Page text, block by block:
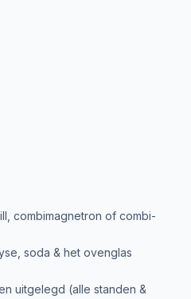
combimagnetron of combi-
soda & het ovenglas
uitgelegd (alle standen &